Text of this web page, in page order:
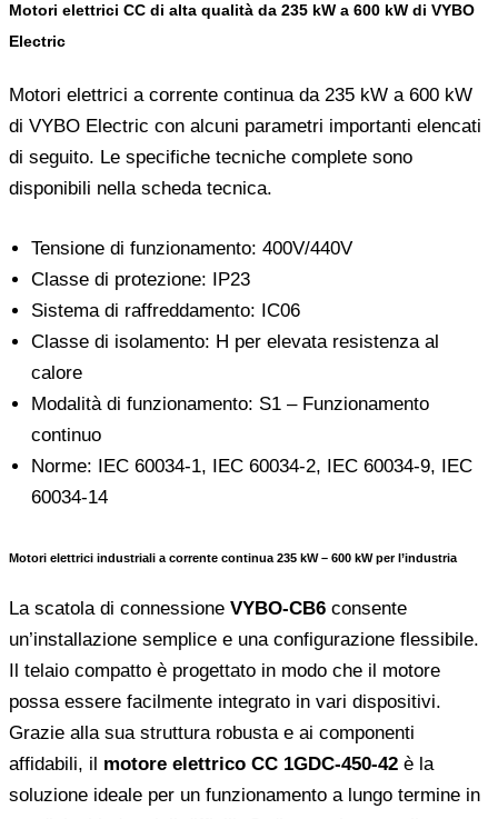
Motori elettrici CC di alta qualità da 235 kW a 600 kW di VYBO
Electric
Motori elettrici a corrente continua da 235 kW a 600 kW
di VYBO Electric con alcuni parametri importanti elencati
di seguito. Le specifiche tecniche complete sono
disponibili nella scheda tecnica.
Tensione di funzionamento: 400V/440V
Classe di protezione: IP23
Sistema di raffreddamento: IC06
Classe di isolamento: H per elevata resistenza al
calore
Modalità di funzionamento: S1 – Funzionamento
continuo
Norme: IEC 60034-1, IEC 60034-2, IEC 60034-9, IEC
60034-14
Motori elettrici industriali a corrente continua 235 kW – 600 kW per l’industria
La scatola di connessione VYBO-CB6 consente
un’installazione semplice e una configurazione flessibile.
Il telaio compatto è progettato in modo che il motore
possa essere facilmente integrato in vari dispositivi.
Grazie alla sua struttura robusta e ai componenti
affidabili, il motore elettrico CC 1GDC-450-42 è la
soluzione ideale per un funzionamento a lungo termine in